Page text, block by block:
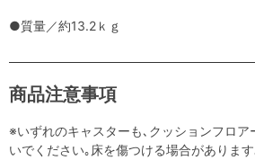
●質量／約13.2ｋｇ
商品注意事項
※いずれのキャスターも､クッションフロア
いでください｡床を傷つける場合があります